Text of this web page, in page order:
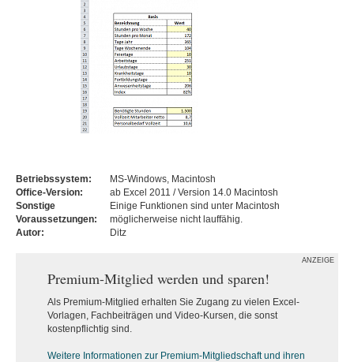
Betriebssystem:
MS-Windows, Macintosh
Office-Version:
ab Excel 2011 / Version 14.0 Macintosh
Sonstige
Voraussetzungen:
Einige Funktionen sind unter Macintosh
möglicherweise nicht lauffähig.
Autor:
Ditz
ANZEIGE
Premium-Mitglied werden und sparen!
Als Premium-Mitglied erhalten Sie Zugang zu vielen Excel-
Vorlagen, Fachbeiträgen und Video-Kursen, die sonst
kostenpflichtig sind.
Weitere Informationen zur Premium-Mitgliedschaft und ihren